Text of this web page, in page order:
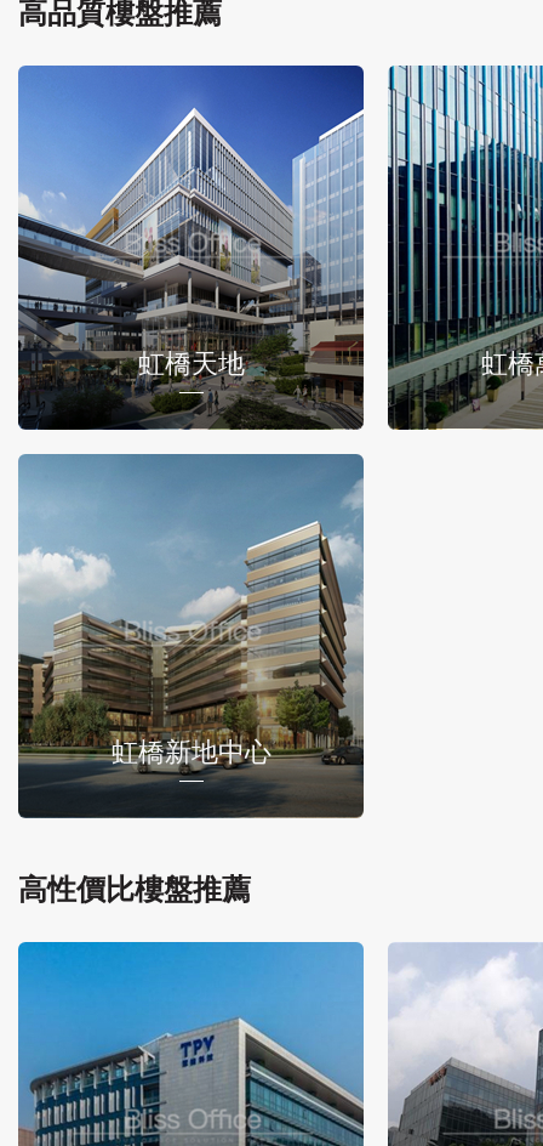
高品質樓盤推薦
虹橋天地 虹橋
虹橋新地中心
高性價比樓盤推薦